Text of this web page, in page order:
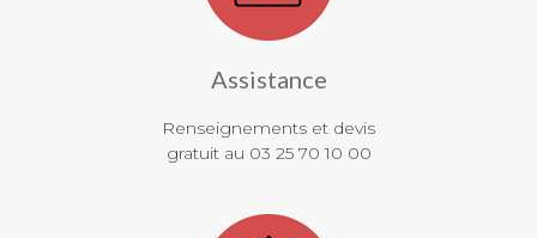
Assistance
Renseignements et devis
gratuit au 03 25 70 10 00